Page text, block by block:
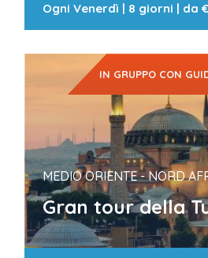
Ogni Venerdì | 8 giorni | da
IN GRUPPO CON
MEDIO ORIENTE - NORD
Gran tour della